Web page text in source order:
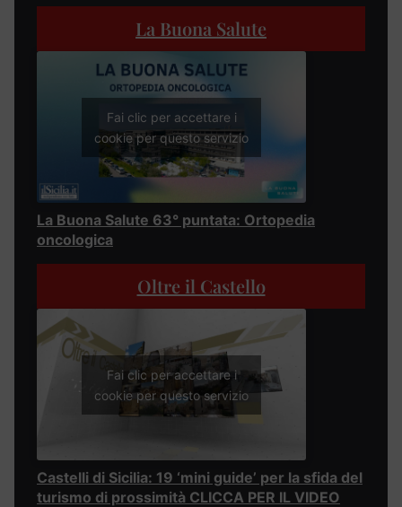
La Buona Salute
Fai clic per accettare i
cookie per questo servizio
La Buona Salute 63° puntata: Ortopedia
oncologica
Oltre il Castello
Fai clic per accettare i
cookie per questo servizio
Castelli di Sicilia: 19 ‘mini guide’ per la sfida del
turismo di prossimità CLICCA PER IL VIDEO